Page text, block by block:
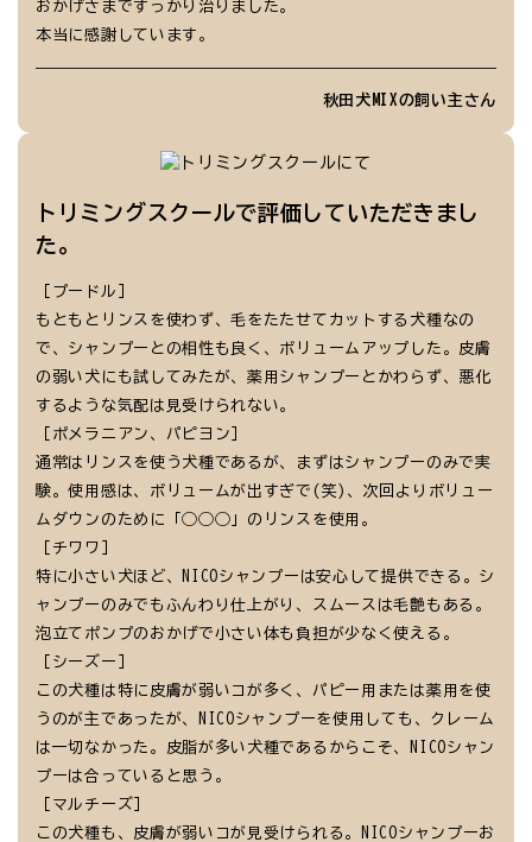
おかげさまですっかり治りました。
本当に感謝しています。
秋田犬MIXの飼い主さん
トリミングスクールで評価していただきまし
た。
［プードル］
もともとリンスを使わず、毛をたたせてカットする犬種なの
で、シャンプーとの相性も良く、ボリュームアップした。皮膚
の弱い犬にも試してみたが、薬用シャンプーとかわらず、悪化
するような気配は見受けられない。
［ポメラニアン、パピヨン］
通常はリンスを使う犬種であるが、まずはシャンプーのみで実
験。使用感は、ボリュームが出すぎで(笑)、次回よりボリュー
ムダウンのために「◯◯◯」のリンスを使用。
［チワワ］
特に小さい犬ほど、NICOシャンプーは安心して提供できる。シ
ャンプーのみでもふんわり仕上がり、スムースは毛艶もある。
泡立てポンプのおかげで小さい体も負担が少なく使える。
［シーズー］
この犬種は特に皮膚が弱いコが多く、パピー用または薬用を使
うのが主であったが、NICOシャンプーを使用しても、クレーム
は一切なかった。皮脂が多い犬種であるからこそ、NICOシャン
プーは合っていると思う。
［マルチーズ］
この犬種も、皮膚が弱いコが見受けられる。NICOシャンプーお